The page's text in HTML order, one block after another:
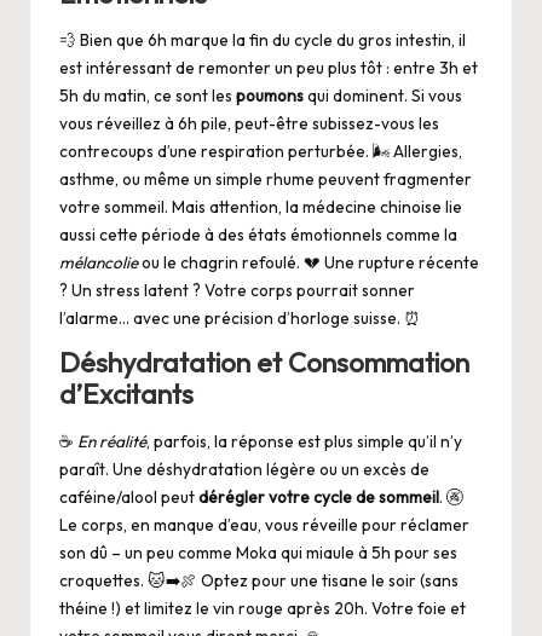
💨 Bien que 6h marque la fin du cycle du gros intestin, il
est intéressant de remonter un peu plus tôt : entre 3h et
5h du matin, ce sont les poumonsqui dominent. Si vous
vous réveillez à 6h pile, peut-être subissez-vous les
contrecoups d’une respiration perturbée. 🌬️ Allergies,
asthme, ou même un simple rhume peuvent fragmenter
votre sommeil. Mais attention, la médecine chinoise lie
aussi cette période à des états émotionnels comme la
mélancolieou le chagrin refoulé. 💔 Une rupture récente
? Un stress latent ? Votre corps pourrait sonner
l’alarme… avec une précision d’horloge suisse. ⏰
Déshydratation et Consommation
d’Excitants
☕ En réalité, parfois, la réponse est plus simple qu’il n’y
paraît. Une déshydratation légère ou un excès de
caféine/alool peutdérégler votre cycle de sommeil. 🚱
Le corps, en manque d’eau, vous réveille pour réclamer
son dû – un peu comme Moka qui miaule à 5h pour ses
croquettes. 🐱➡️🍖 Optez pour une tisane le soir (sans
théine !) et limitez le vin rouge après 20h. Votre foie et